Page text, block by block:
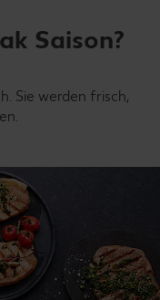
Saison?
Sie werden frisch,